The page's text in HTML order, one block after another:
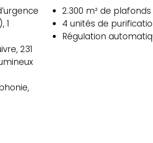
1
231
2.300 m² de
4 unités de
Régulation